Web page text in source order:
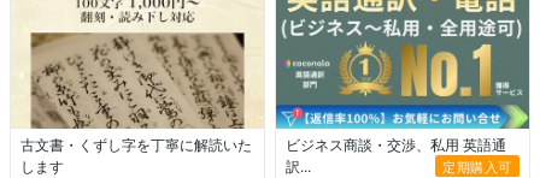
古文書・くずし字を丁寧に解読いた
します
ビジネス商談・交渉、私用 英語通
訳...
定期購入可